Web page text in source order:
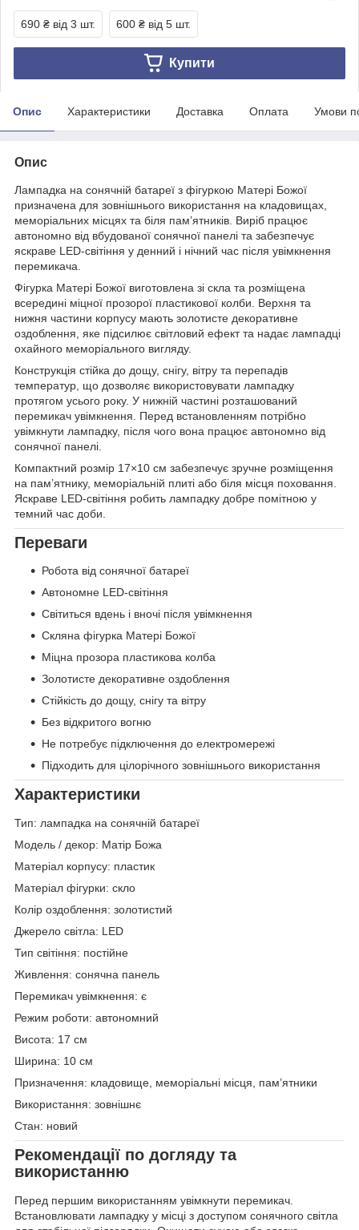
690 ₴ від 3 шт. 600 ₴ від 5 шт.
Купити
Опис Характеристики Доставка Оплата Умови
Опис
Лампадка на сонячній батареї з фігуркою Матері Божої
призначена для зовнішнього використання на кладовищах,
меморіальних місцях та біля пам’ятників. Виріб працює
автономно від вбудованої сонячної панелі та забезпечує
яскраве LED-світіння у денний і нічний час після увімкнення
перемикача.
Фігурка Матері Божої виготовлена зі скла та розміщена
всередині міцної прозорої пластикової колби. Верхня та
нижня частини корпусу мають золотисте декоративне
оздоблення, яке підсилює світловий ефект та надає лампадці
охайного меморіального вигляду.
Конструкція стійка до дощу, снігу, вітру та перепадів
температур, що дозволяє використовувати лампадку
протягом усього року. У нижній частині розташований
перемикач увімкнення. Перед встановленням потрібно
увімкнути лампадку, після чого вона працює автономно від
сонячної панелі.
Компактний розмір 17×10 см забезпечує зручне розміщення
на пам’ятнику, меморіальній плиті або біля місця поховання.
Яскраве LED-світіння робить лампадку добре помітною у
темний час доби.
Переваги
Робота від сонячної батареї
Автономне LED-світіння
Світиться вдень і вночі після увімкнення
Скляна фігурка Матері Божої
Міцна прозора пластикова колба
Золотисте декоративне оздоблення
Стійкість до дощу, снігу та вітру
Без відкритого вогню
Не потребує підключення до електромережі
Підходить для цілорічного зовнішнього використання
Характеристики
Тип: лампадка на сонячній батареї
Модель / декор: Матір Божа
Матеріал корпусу: пластик
Матеріал фігурки: скло
Колір оздоблення: золотистий
Джерело світла: LED
Тип світіння: постійне
Живлення: сонячна панель
Перемикач увімкнення: є
Режим роботи: автономний
Висота: 17 см
Ширина: 10 см
Призначення: кладовище, меморіальні місця, пам’ятники
Використання: зовнішнє
Стан: новий
Рекомендації по догляду та
використанню
Перед першим використанням увімкнути перемикач.
Встановлювати лампадку у місці з доступом сонячного світла